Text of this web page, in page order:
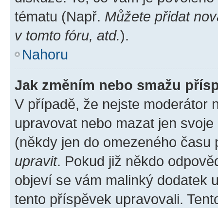
tématu (Např. Můžete přidat
v tomto fóru, atd.).
Nahoru
Jak změním nebo smažu
V případě, že nejste moderátor
upravovat nebo mazat jen
(někdy jen do omezeného
upravit. Pokud již někdo
objeví se vám malinký dodatek
tento příspěvek upravovali.